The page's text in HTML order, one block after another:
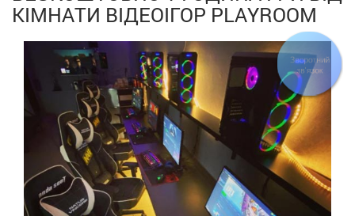
КІМНАТИ ВІДЕОІГОР PLAYROOM